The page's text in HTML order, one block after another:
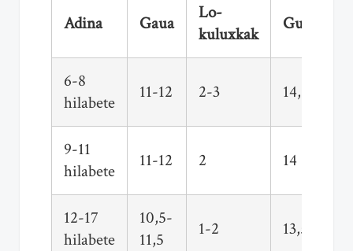
Adina Gaua
Lo-
kuluxkak
Guztira
6-8
hilabete
11-12 2-3 14,5
9-11
hilabete
11-12 2 14
12-17
hilabete
10,5-
11,5
1-2 13,5